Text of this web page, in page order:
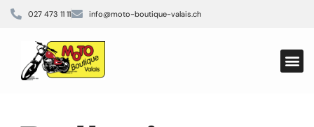
027 473 11 11 info@moto-boutique-valais.ch